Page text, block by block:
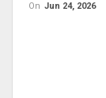
On Jun 24, 2026